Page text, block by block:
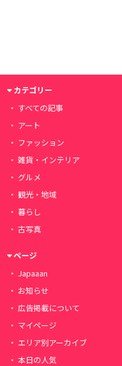
カテゴリー
すべての記事
アート
ファッション
雑貨・インテリア
グルメ
観光・地域
暮らし
古写真
ページ
Japaaan
お知らせ
広告掲載について
マイページ
エリア別アーカイブ
本日の人気